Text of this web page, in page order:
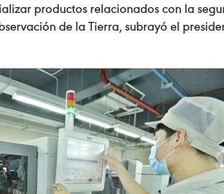
productos relacionados con la
de la Tierra, subrayó el